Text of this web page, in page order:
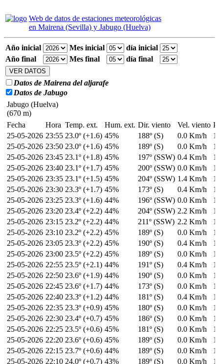
Web de datos de estaciones meteorológicas
en Mairena (Sevilla) y Jabugo (Huelva)
Año inicial Mes inicial
día inicial
Año final
Mes final día final
Datos de Mairena del aljarafe
Datos de Jabugo
Jabugo (Huelva)
(670 m)
Fecha
Hora Temp. ext. Hum. ext. Dir. viento Vel. viento
25-05-2026 23:55 23.0º (+1.6) 45% 188º (S) 0.0 Km/h
25-05-2026 23:50 23.0º (+1.6) 45% 189º (S) 0.0 Km/h
25-05-2026 23:45 23.1º (+1.8) 45% 197º (SSW) 0.4 Km/h
25-05-2026 23:40 23.1º (+1.7) 45% 200º (SSW) 0.0 Km/h
25-05-2026 23:35 23.1º (+1.5) 45% 204º (SSW) 1.4 Km/h
25-05-2026 23:30 23.3º (+1.7) 45% 173º (S) 0.4 Km/h
25-05-2026 23:25 23.3º (+1.6) 44% 196º (SSW) 0.0 Km/h
25-05-2026 23:20 23.4º (+2.2) 44% 204º (SSW) 2.2 Km/h
25-05-2026 23:15 23.2º (+2.2) 44% 211º (SSW) 2.2 Km/h
25-05-2026 23:10 23.2º (+2.2) 45% 189º (S) 0.0 Km/h
25-05-2026 23:05 23.3º (+2.2) 45% 190º (S) 0.4 Km/h
25-05-2026 23:00 23.5º (+2.2) 45% 189º (S) 0.0 Km/h
25-05-2026 22:55 23.5º (+2.1) 44% 191º (S) 0.4 Km/h
25-05-2026 22:50 23.6º (+1.9) 44% 190º (S) 0.0 Km/h
25-05-2026 22:45 23.6º (+1.7) 44% 173º (S) 0.0 Km/h
25-05-2026 22:40 23.3º (+1.2) 44% 181º (S) 0.4 Km/h
25-05-2026 22:35 23.3º (+0.9) 45% 180º (S) 0.0 Km/h
25-05-2026 22:30 23.4º (+0.7) 45% 186º (S) 0.0 Km/h
25-05-2026 22:25 23.5º (+0.6) 45% 181º (S) 0.0 Km/h
25-05-2026 22:20 23.6º (+0.6) 45% 189º (S) 0.0 Km/h
25-05-2026 22:15 23.7º (+0.6) 44% 189º (S) 0.0 Km/h
25-05-2026 22:10 24.0º (+0.7) 43% 189º (S) 0.0 Km/h